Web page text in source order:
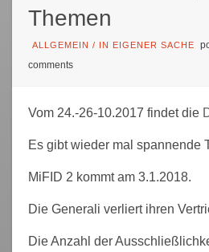
Themen
ALLGEMEIN / IN EIGENER SACHE
comments
Vom 24.-26-10.2017 findet die
Es gibt wieder mal spannende
MiFID 2 kommt am 3.1.2018.
Die Generali verliert ihren
Die Anzahl der